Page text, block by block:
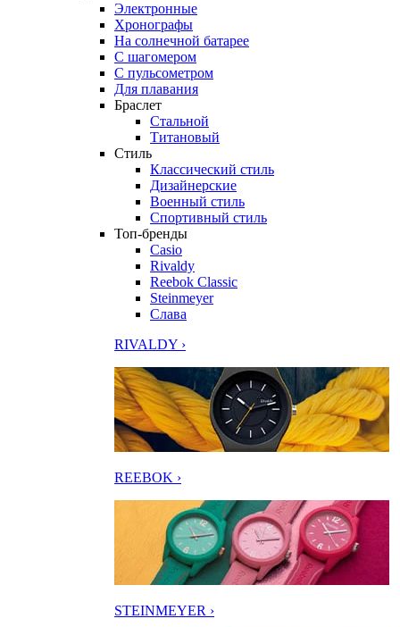
Электронные
Хронографы
На солнечной батарее
С шагомером
С пульсометром
Для плавания
Браслет
Стальной
Титановый
Стиль
Классический стиль
Дизайнерские
Военный стиль
Спортивный стиль
Топ-бренды
Casio
Rivaldy
Reebok Classic
Steinmeyer
Слава
RIVALDY ›
REEBOK ›
STEINMEYER ›